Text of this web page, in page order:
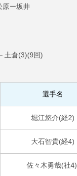
ー坂井
土倉(3)(9回)
選手名
堀江悠介(経2)
大石智貴(経4)
佐々木勇哉(社4)